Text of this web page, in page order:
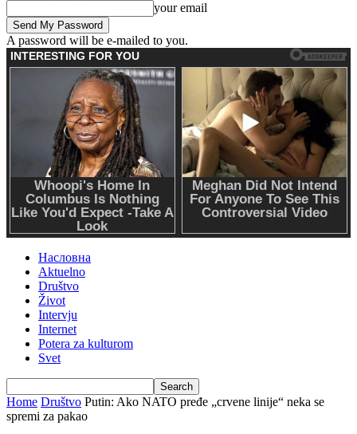
your email
A password will be e-mailed to you.
Насловна
Aktuelno
Društvo
Život
Intervju
Internet
Potera za kulturom
Svet
Home Društvo Putin: Ako NATO pređe „crvene linije“ neka se
spremi za pakao